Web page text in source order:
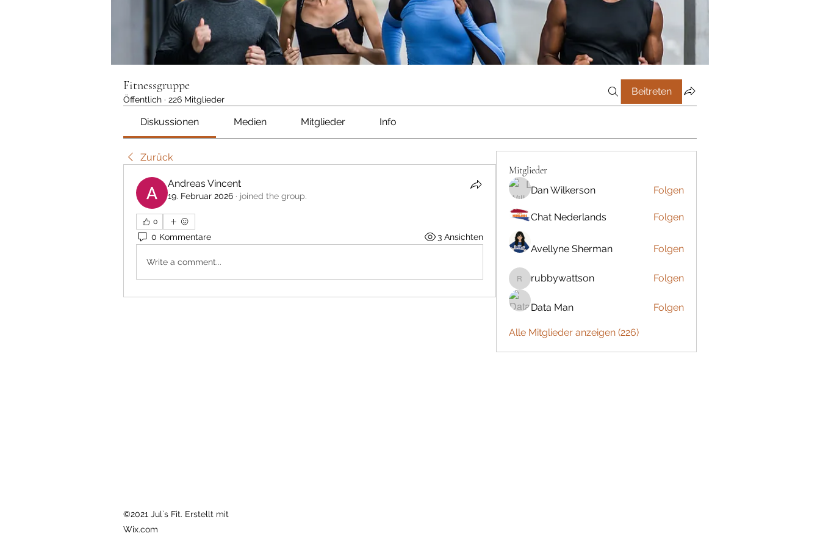
Fitnessgruppe
Öffentlich · 226 Mitglieder
Beitreten
Diskussionen Medien Mitglieder Info
Zurück
Andreas Vincent
19. Februar 2026 · joined the group.
0
0 Kommentare 3 Ansichten
Write a comment...
Mitglieder
Dan Wilkerson Folgen
Chat Nederlands Folgen
Avellyne Sherman Folgen
rubbywattson
rubbywattson Folgen
Data Man Folgen
Alle Mitglieder anzeigen (226)
©2021 Jul`s Fit. Erstellt mit
Wix.com